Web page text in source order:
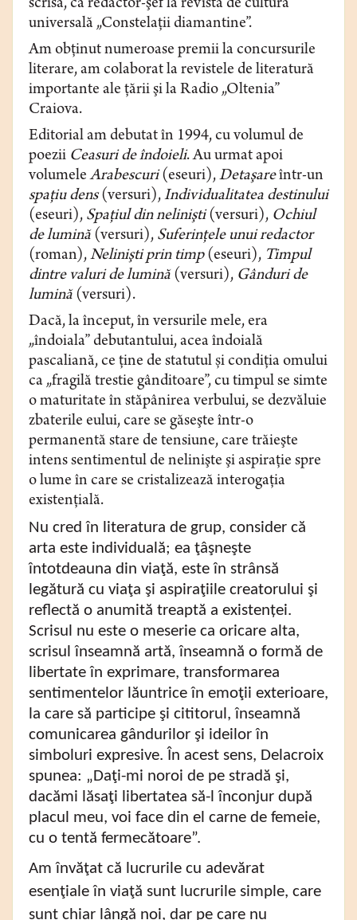
scrisă, ca redactor-şef la revista de cultură
universală „Constelaţii diamantine”.
Am obţinut numeroase premii la concursurile
literare, am colaborat la revistele de literatură
importante ale ţării şi la Radio „Oltenia”
Craiova.
Editorial am debutat în 1994, cu volumul de
poezii Ceasuri de îndoieli. Au urmat apoi
volumeleArabescuri(eseuri),Detaşareîntr-un
spaţiu dens(versuri),Individualitatea destinului
(eseuri), Spaţiul din nelinişti(versuri), Ochiul
de lumină (versuri), Suferinţele unui redactor
(roman),Nelinişti prin timp(eseuri), Timpul
dintre valuri de lumină (versuri), Gânduri de
lumină (versuri).
Dacă, la început, în versurile mele, era
„îndoiala” debutantului, acea îndoială
pascaliană, ce ține de statutulși condiția omului
ca „fragilă trestie gânditoare”, cu timpul se simte
o maturitate în stăpânirea verbului, se dezvăluie
zbaterile eului, care se găseşte într-o
permanentă stare de tensiune, care trăieşte
intens sentimentul de nelinişte şi aspiraţie spre
o lume în care se cristalizează interogaţia
existenţială.
Nu cred în literatura de grup, consider că
arta este individuală; ea ţâşneşte
întotdeauna din viaţă, este în strânsă
legătură cu viaţa şi aspiraţiile creatorului şi
reflectă o anumită treaptă a existenței.
Scrisul nu este o meserie ca oricare alta,
scrisul înseamnă artă, înseamnă o formă de
libertate în exprimare, transformarea
sentimentelor lăuntrice în emoţii exterioare,
la care să participe şi cititorul, înseamnă
comunicarea gândurilor şi ideilor în
simboluri expresive. În acest sens, Delacroix
spunea: „Daţi-mi noroi de pe stradă şi,
dacămi lăsaţi libertatea să-l înconjur după
placul meu, voi face din el carne de femeie,
cu o tentă fermecătoare”.
Am învăţat că lucrurile cu adevărat
esenţiale în viaţă sunt lucrurile simple, care
sunt chiar lângă noi, dar pe care nu